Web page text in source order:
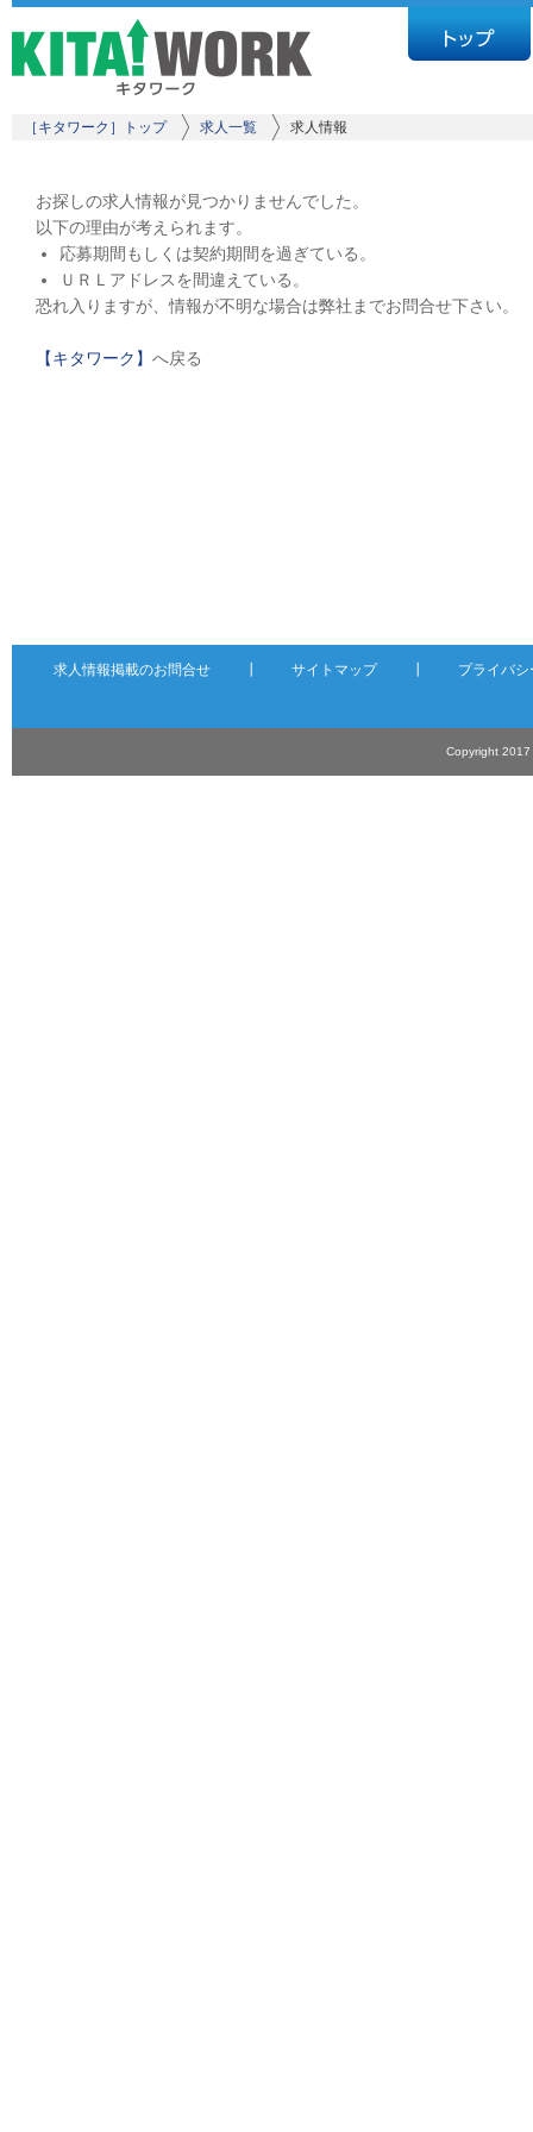
［キタワーク］トップ 求人一覧 求人情報
お探しの求人情報が見つかりませんでした。
以下の理由が考えられます。
応募期間もしくは契約期間を過ぎている。
ＵＲＬアドレスを間違えている。
恐れ入りますが、情報が不明な場合は弊社までお問合せ下さい。
【キタワーク】 へ戻る
求人情報掲載のお問合せ サイトマップ プライバ
Copyright